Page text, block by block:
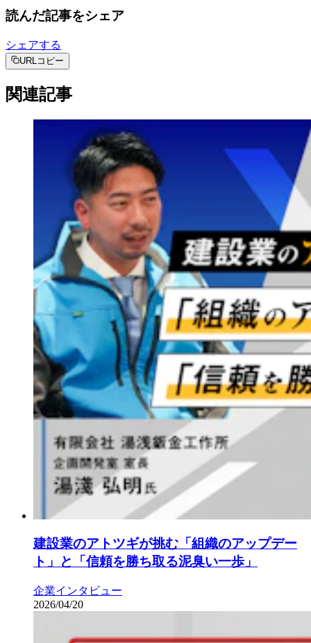
読んだ記事をシェア
シェアする
URLコピー
関連記事
建設業のアトツギが挑む「組織のアップデー
ト」と「信頼を勝ち取る泥臭い一歩」
企業インタビュー
2026/04/20